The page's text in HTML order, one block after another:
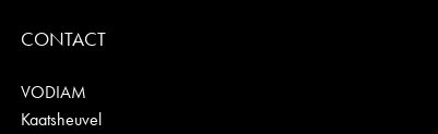
CONTACT
VODIAM
Kaatsheuvel